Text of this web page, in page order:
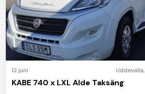
12 juni Uddevalla,
KABE 740 x LXL Alde Taksäng